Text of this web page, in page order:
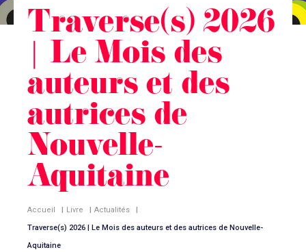
Traverse(s) 2026
| Le Mois des
auteurs et des
autrices de
Nouvelle-
Aquitaine
Accueil | Livre | Actualités
|
Traverse(s) 2026 | Le Mois des auteurs et des autrices de Nouvelle-
Aquitaine